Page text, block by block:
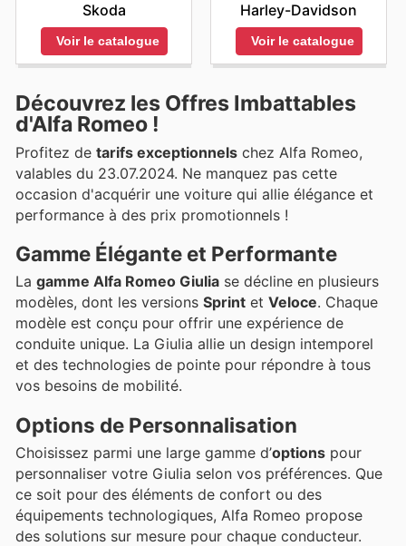
Skoda
Voir le catalogue
Harley-Davidson
Voir le catalogue
Découvrez les Offres Imbattables
d'Alfa Romeo !
Profitez de tarifs exceptionnels chez Alfa Romeo,
valables du 23.07.2024. Ne manquez pas cette
occasion d'acquérir une voiture qui allie élégance et
performance à des prix promotionnels !
Gamme Élégante et Performante
La gamme Alfa Romeo Giulia se décline en plusieurs
modèles, dont les versions Sprint et Veloce. Chaque
modèle est conçu pour offrir une expérience de
conduite unique. La Giulia allie un design intemporel
et des technologies de pointe pour répondre à tous
vos besoins de mobilité.
Options de Personnalisation
Choisissez parmi une large gamme d’options pour
personnaliser votre Giulia selon vos préférences. Que
ce soit pour des éléments de confort ou des
équipements technologiques, Alfa Romeo propose
des solutions sur mesure pour chaque conducteur.